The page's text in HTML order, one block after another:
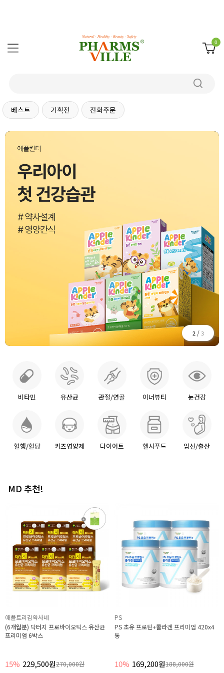
0
베스트 기획전 전화주문
2/3
비타민 유산균 관절/연골 이너뷰티 눈건강
혈행/혈당 키즈영양제 다이어트 헬시푸드 임신/출산
MD 추천!
애플트리김약사네
(6개월분) 닥터지 프로바이오틱스 유산균
프리미엄 6박스
15% 229,500원270,000원
PS
PS 초유 프로틴+콜라겐 프리미엄 420x4
통
10% 169,200원188,000원